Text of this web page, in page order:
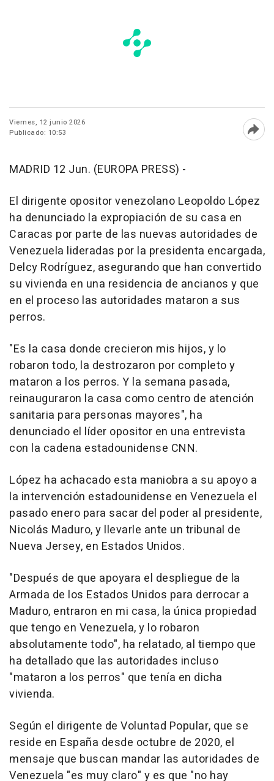
Viernes, 12 junio 2026
Publicado: 10:53
MADRID 12 Jun. (EUROPA PRESS) -
El dirigente opositor venezolano Leopoldo López
ha denunciado la expropiación de su casa en
Caracas por parte de las nuevas autoridades de
Venezuela lideradas por la presidenta encargada,
Delcy Rodríguez, asegurando que han convertido
su vivienda en una residencia de ancianos y que
en el proceso las autoridades mataron a sus
perros.
"Es la casa donde crecieron mis hijos, y lo
robaron todo, la destrozaron por completo y
mataron a los perros. Y la semana pasada,
reinauguraron la casa como centro de atención
sanitaria para personas mayores", ha
denunciado el líder opositor en una entrevista
con la cadena estadounidense CNN.
López ha achacado esta maniobra a su apoyo a
la intervención estadounidense en Venezuela el
pasado enero para sacar del poder al presidente,
Nicolás Maduro, y llevarle ante un tribunal de
Nueva Jersey, en Estados Unidos.
"Después de que apoyara el despliegue de la
Armada de los Estados Unidos para derrocar a
Maduro, entraron en mi casa, la única propiedad
que tengo en Venezuela, y lo robaron
absolutamente todo", ha relatado, al tiempo que
ha detallado que las autoridades incluso
"mataron a los perros" que tenía en dicha
vivienda.
Según el dirigente de Voluntad Popular, que se
reside en España desde octubre de 2020, el
mensaje que buscan mandar las autoridades de
Venezuela "es muy claro" y es que "no hay